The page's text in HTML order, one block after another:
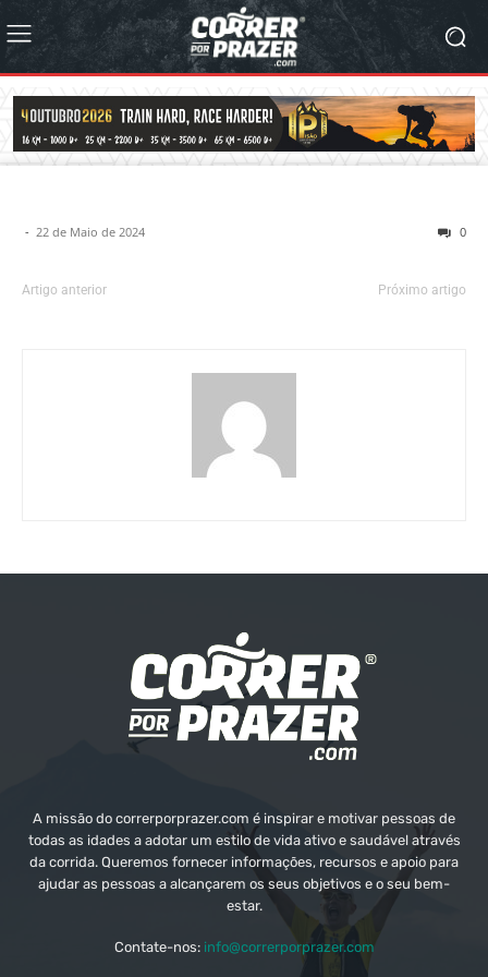
- 22 de Maio de 2024 0
Artigo anterior Próximo artigo
A missão do correrporprazer.com é inspirar e motivar pessoas de
todas as idades a adotar um estilo de vida ativo e saudável através
da corrida. Queremos fornecer informações, recursos e apoio para
ajudar as pessoas a alcançarem os seus objetivos e o seu bem-
estar.
Contate-nos: info@correrporprazer.com